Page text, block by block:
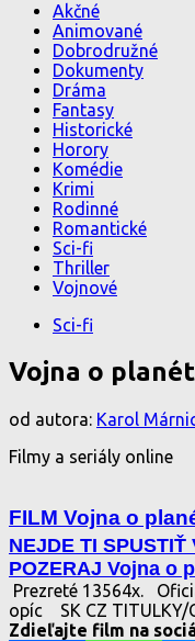
Akčné
Animované
Dobrodružné
Dokumenty
Dráma
Fantasy
Historické
Horory
Komédie
Krimi
Rodinné
Romantické
Sci-fi
Thriller
Vojnové
Sci-fi
Vojna o
od autora: Karol
Filmy a seriály online
FILM Vojna o
NEJDE TI
POZERAJ Vojna o
Prezreté 13564x.
opíc
SK CZ
Zdieľajte film na